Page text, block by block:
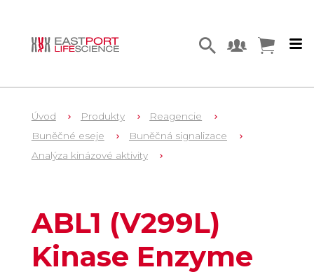
Úvod Produkty
Reagencie
Buněčné eseje
Buněčná signalizace
Analýza kinázové aktivity
ABL1 (V299L)
Kinase Enzyme